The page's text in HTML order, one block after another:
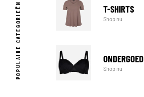
POPULAIRE CATEGORIEËN T-SHIRTS
Shop nu
ONDERGOED
Shop nu